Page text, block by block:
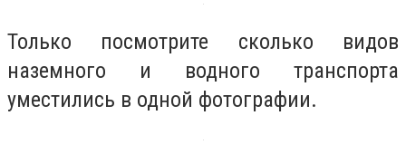
Только посмотрите сколько видов
наземного и водного транспорта
уместились в одной фотографии.